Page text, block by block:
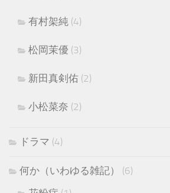
有村架純 (4)
松岡茉優 (3)
新田真剣佑 (2)
小松菜奈 (2)
ドラマ (4)
何か（いわゆる雑記）
(6)